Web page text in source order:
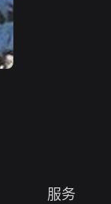
服务